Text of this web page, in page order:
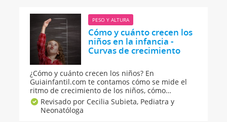
compromete en nada su desarrollo.
PESO Y ALTURA
Cómo y cuánto crecen los
niños en la infancia -
Curvas de crecimiento
¿Cómo y cuánto crecen los niños? En
Guiainfantil.com te contamos cómo se mide el
ritmo de crecimiento de los niños, cómo
funcionan los percentiles y cómo puedes saber
si tu hijo es bajito. Además, te explicamos qué
puedes hacer para que tu hijo tenga un rimo de
Revisado por Cecilia Subieta, Pediatra y
Neonatóloga